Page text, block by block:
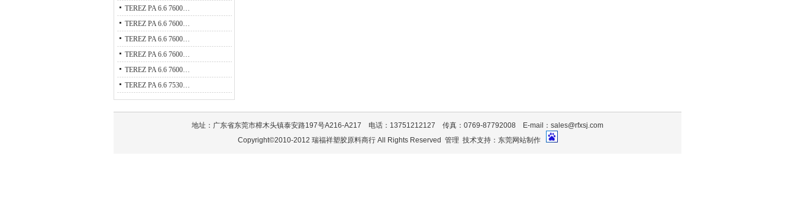
TEREZ PA 6.6 7600…
TEREZ PA 6.6 7600…
TEREZ PA 6.6 7600…
TEREZ PA 6.6 7600…
TEREZ PA 6.6 7600…
TEREZ PA 6.6 7530…
地址：广东省东莞市樟木头镇泰安路197号A216-A217 电话：13751212127 传真：0769-87792008 E-mail：sales@rfxsj.com
Copyright©2010-2012 瑞福祥塑胶原料商行 All Rights Reserved 管理 技术支持： 东莞网站制作